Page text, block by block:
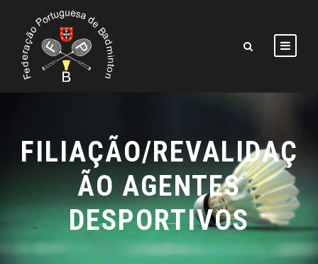
FILIAÇÃO/REVALIDAÇ
ÃO AGENTES
DESPORTIVOS